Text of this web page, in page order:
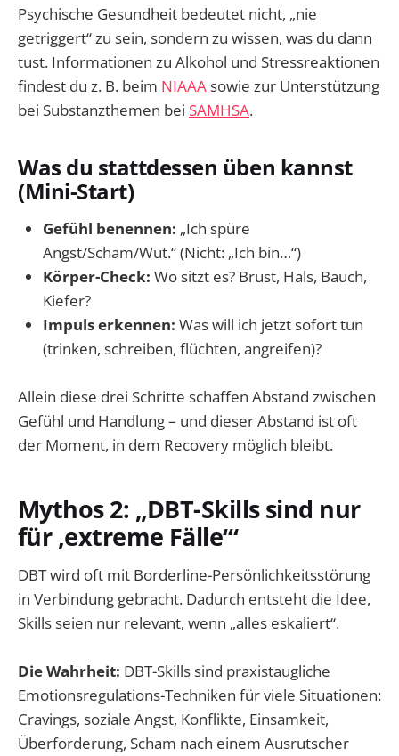
Psychische Gesundheit bedeutet nicht, „nie
getriggert“ zu sein, sondern zu wissen, was du dann
tust. Informationen zu Alkohol und Stressreaktionen
findest du z. B. beim NIAAAsowie zur Unterstützung
bei Substanzthemen bei SAMHSA.
Was du stattdessen üben kannst
(Mini-Start)
Gefühl benennen: „Ich spüre
Angst/Scham/Wut.“ (Nicht: „Ich bin…“)
Körper-Check: Wo sitzt es? Brust, Hals, Bauch,
Kiefer?
Impuls erkennen: Was will ich jetzt sofort tun
(trinken, schreiben, flüchten, angreifen)?
Allein diese drei Schritte schaffen Abstand zwischen
Gefühl und Handlung – und dieser Abstand ist oft
der Moment, in dem Recovery möglich bleibt.
Mythos 2: „DBT-Skills sind nur
für ‚extreme Fälle‘“
DBT wird oft mit Borderline-Persönlichkeitsstörung
in Verbindung gebracht. Dadurch entsteht die Idee,
Skills seien nur relevant, wenn „alles eskaliert“.
Die Wahrheit: DBT-Skills sind praxistaugliche
Emotionsregulations-Techniken für viele Situationen:
Cravings, soziale Angst, Konflikte, Einsamkeit,
Überforderung, Scham nach einem Ausrutscher